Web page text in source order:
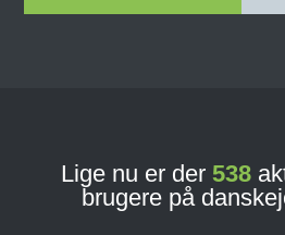
Lige nu er der 538
brugere på